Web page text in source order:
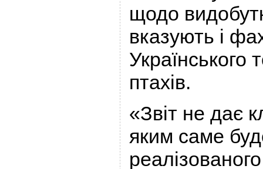
щодо
вказують і
Українського
птахів.
«Звіт не дає
яким саме